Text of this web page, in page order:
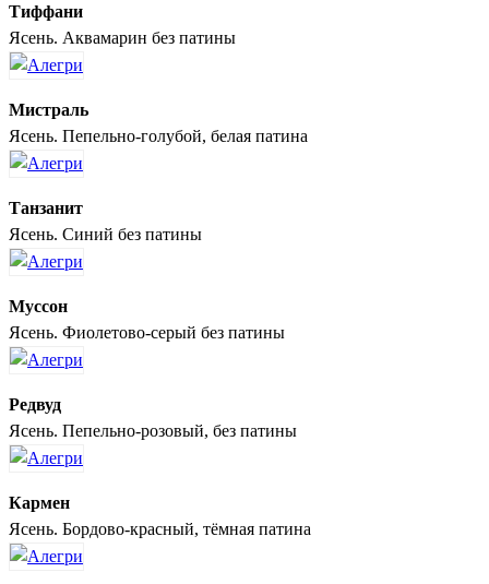
Тиффани
Ясень. Аквамарин без патины
Мистраль
Ясень. Пепельно-голубой, белая патина
Танзанит
Ясень. Синий без патины
Муссон
Ясень. Фиолетово-серый без патины
Редвуд
Ясень. Пепельно-розовый, без патины
Кармен
Ясень. Бордово-красный, тёмная патина